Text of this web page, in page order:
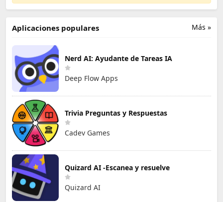
Más »
Aplicaciones populares
Nerd AI: Ayudante de Tareas IA
Deep Flow Apps
Trivia Preguntas y Respuestas
Cadev Games
Quizard AI -Escanea y resuelve
Quizard AI